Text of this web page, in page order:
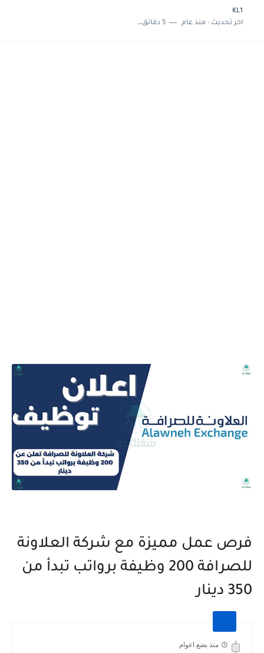
KL1
اخر تحديث :منذ عام 5 دقائق للقراءة
فرص عمل مميزة مع شركة العلاونة
للصرافة 200 وظيفة برواتب تبدأ من
350 دينار
منذ بضع اعوام